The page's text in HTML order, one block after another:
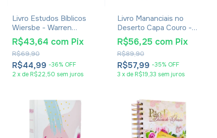
Livro Estudos Bíblicos
Wiersbe - Warren
Wiersbe
R$44,99 -36% OFF
R$69,90
R$43,64 com Pix
2 x de R$22,50 sem juros
Livro Mananciais no
Deserto Capa Couro -
Lettie Cowman
R$57,99 -35% OFF
R$89,90
R$56,25 com Pix
3 x de R$19,33 sem juros